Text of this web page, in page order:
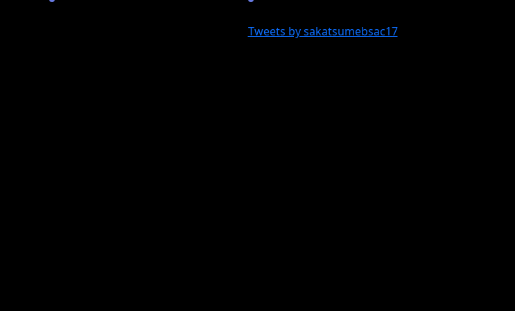
Tweets by sakatsumebsac17